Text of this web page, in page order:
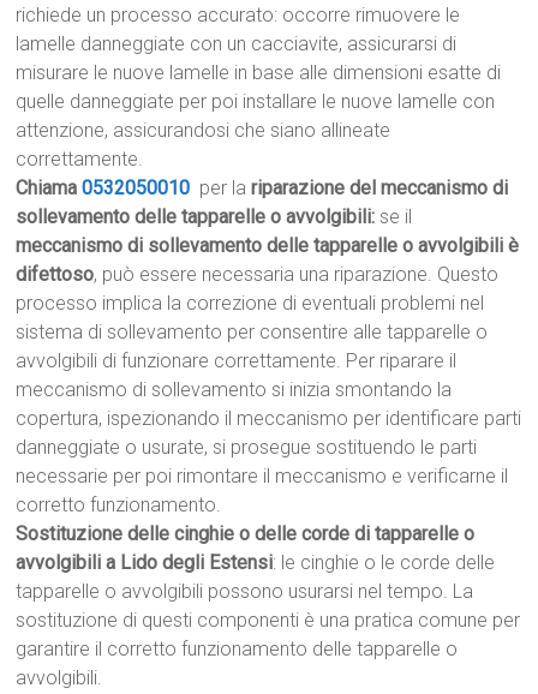
richiede un processo accurato: occorre rimuovere le
lamelle danneggiate con un cacciavite, assicurarsi di
misurare le nuove lamelle in base alle dimensioni esatte di
quelle danneggiate per poi installare le nuove lamelle con
attenzione, assicurandosi che siano allineate
correttamente.
Chiama0532050010 per lariparazione del meccanismo di
sollevamento delle tapparelle o avvolgibili: se il
meccanismo di sollevamento delle tapparelle o avvolgibili è
difettoso, può essere necessaria una riparazione. Questo
processo implica la correzione di eventuali problemi nel
sistema di sollevamento per consentire alle tapparelle o
avvolgibili di funzionare correttamente. Per riparare il
meccanismo di sollevamento si inizia smontando la
copertura, ispezionando il meccanismo per identificare parti
danneggiate o usurate, si prosegue sostituendo le parti
necessarie per poi rimontare il meccanismo e verificarne il
corretto funzionamento.
Sostituzione delle cinghie o delle corde di tapparelle o
avvolgibili a Lido degli Estensi: le cinghie o le corde delle
tapparelle o avvolgibili possono usurarsi nel tempo. La
sostituzione di questi componenti è una pratica comune per
garantire il corretto funzionamento delle tapparelle o
avvolgibili.